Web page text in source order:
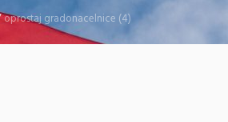
oprostaj gradonacelnice (4)